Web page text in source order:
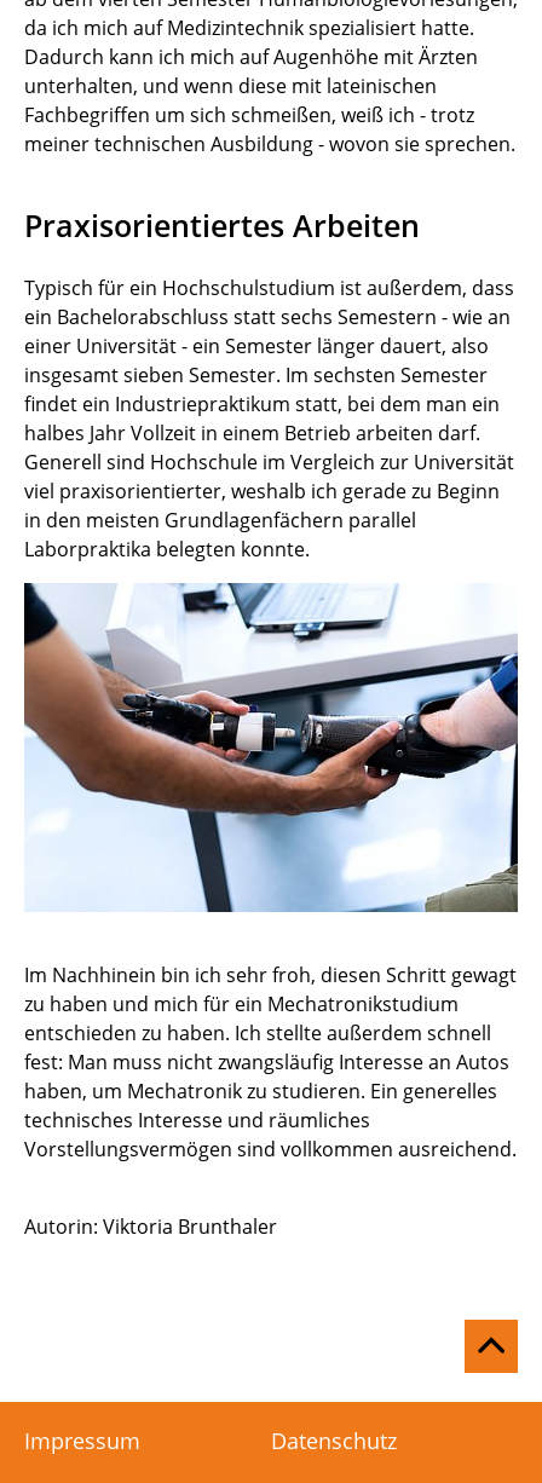
da ich mich auf Medizintechnik spezialisiert hatte.
Dadurch kann ich mich auf Augenhöhe mit Ärzten
unterhalten, und wenn diese mit lateinischen
Fachbegriffen um sich schmeißen, weiß ich - trotz
meiner technischen Ausbildung - wovon sie sprechen.
Praxisorientiertes Arbeiten
Typisch für ein Hochschulstudium ist außerdem, dass
ein Bachelorabschluss statt sechs Semestern - wie an
einer Universität - ein Semester länger dauert, also
insgesamt sieben Semester. Im sechsten Semester
findet ein Industriepraktikum statt, bei dem man ein
halbes Jahr Vollzeit in einem Betrieb arbeiten darf.
Generell sind Hochschule im Vergleich zur Universität
viel praxisorientierter, weshalb ich gerade zu Beginn
in den meisten Grundlagenfächern parallel
Laborpraktika belegten konnte.
Im Nachhinein bin ich sehr froh, diesen Schritt gewagt
zu haben und mich für ein Mechatronikstudium
entschieden zu haben. Ich stellte außerdem schnell
fest: Man muss nicht zwangsläufig Interesse an Autos
haben, um Mechatronik zu studieren. Ein generelles
technisches Interesse und räumliches
Vorstellungsvermögen sind vollkommen ausreichend.
Autorin: Viktoria Brunthaler
Impressum Datenschutz